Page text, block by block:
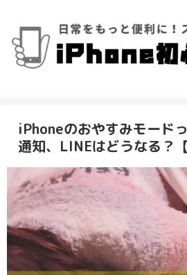
iPhoneのおやすみモード
通知、LINEはどうなる？